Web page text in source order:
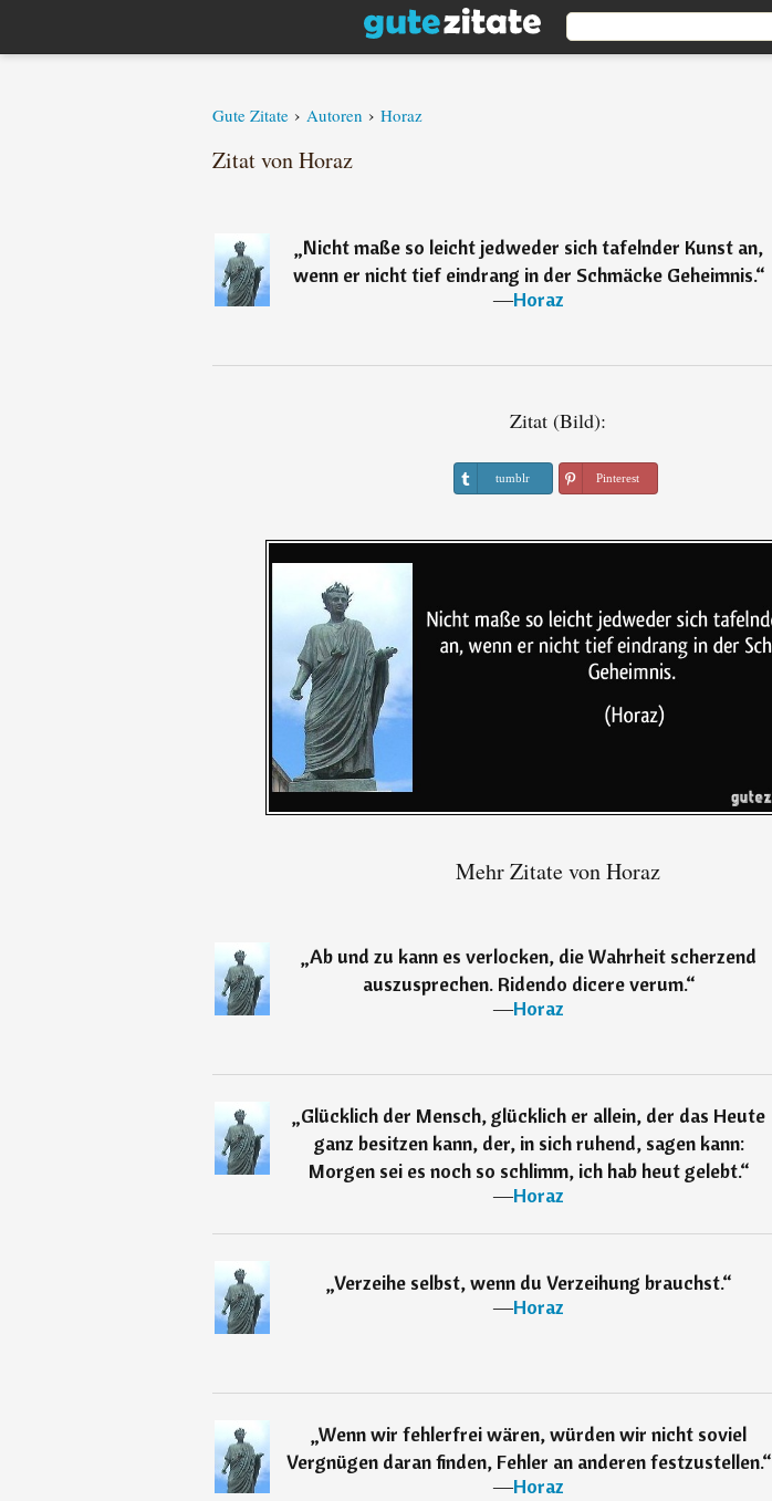
Gute Zitate › Autoren › Horaz
Zitat von Horaz
„Nicht maße so leicht jedweder sich tafelnder Kunst an,
wenn er nicht tief eindrang in der Schmäcke Geheimnis.“
―Horaz
Zitat (Bild):
tumblr Pinterest
Mehr Zitate von Horaz
„Ab und zu kann es verlocken, die Wahrheit scherzend
auszusprechen. Ridendo dicere verum.“
―Horaz
„Glücklich der Mensch, glücklich er allein, der das Heute
ganz besitzen kann, der, in sich ruhend, sagen kann:
Morgen sei es noch so schlimm, ich hab heut gelebt.“
―Horaz
„Verzeihe selbst, wenn du Verzeihung brauchst.“
―Horaz
„Wenn wir fehlerfrei wären, würden wir nicht soviel
Vergnügen daran finden, Fehler an anderen festzustellen.“
―Horaz